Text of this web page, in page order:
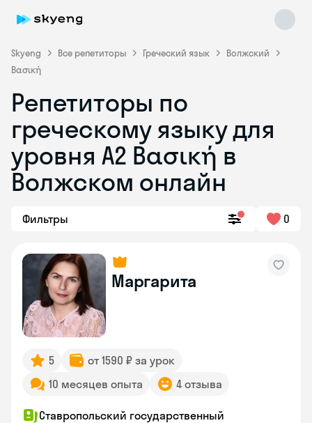
Skyeng Все репетиторы Греческий язык
Волжский
Βασική
Репетиторы по
греческому языку для
уровня Α2 Βασική в
Волжском онлайн
Фильтры 0
Маргарита
5
от 1590 ₽ за урок
10 месяцев опыта
4 отзыва
Ставропольский государственный
Skyeng Chat
online